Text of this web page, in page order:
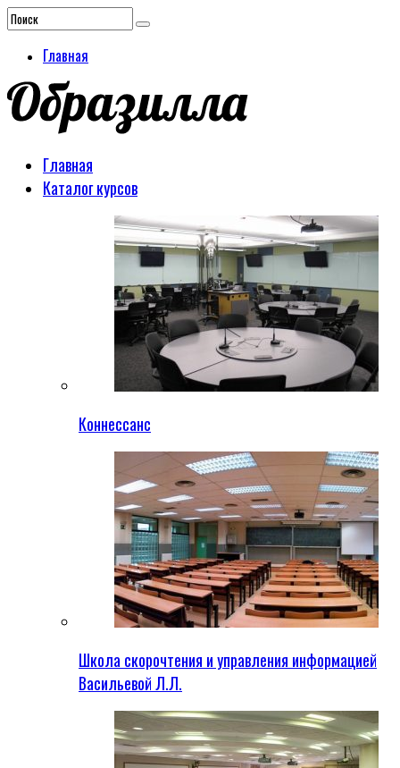
Главная
Главная
Каталог курсов
Коннессанс
Школа скорочтения и управления информацией
Васильевой Л.Л.